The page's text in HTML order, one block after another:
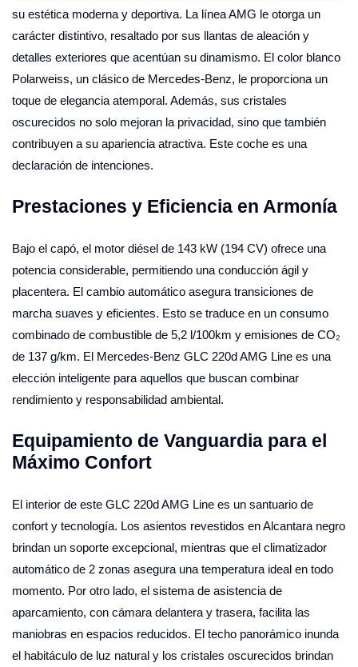
su estética moderna y deportiva. La línea AMG le otorga un
carácter distintivo, resaltado por sus llantas de aleación y
detalles exteriores que acentúan su dinamismo. El color blanco
Polarweiss, un clásico de Mercedes-Benz, le proporciona un
toque de elegancia atemporal. Además, sus cristales
oscurecidos no solo mejoran la privacidad, sino que también
contribuyen a su apariencia atractiva. Este coche es una
declaración de intenciones.
Prestaciones y Eficiencia en Armonía
Bajo el capó, el motor diésel de 143 kW (194 CV) ofrece una
potencia considerable, permitiendo una conducción ágil y
placentera. El cambio automático asegura transiciones de
marcha suaves y eficientes. Esto se traduce en un consumo
combinado de combustible de 5,2 l/100km y emisiones de CO₂
de 137 g/km. El Mercedes-Benz GLC 220d AMG Line es una
elección inteligente para aquellos que buscan combinar
rendimiento y responsabilidad ambiental.
Equipamiento de Vanguardia para el
Máximo Confort
El interior de este GLC 220d AMG Line es un santuario de
confort y tecnología. Los asientos revestidos en Alcantara negro
brindan un soporte excepcional, mientras que el climatizador
automático de 2 zonas asegura una temperatura ideal en todo
momento. Por otro lado, el sistema de asistencia de
aparcamiento, con cámara delantera y trasera, facilita las
maniobras en espacios reducidos. El techo panorámico inunda
el habitáculo de luz natural y los cristales oscurecidos brindan